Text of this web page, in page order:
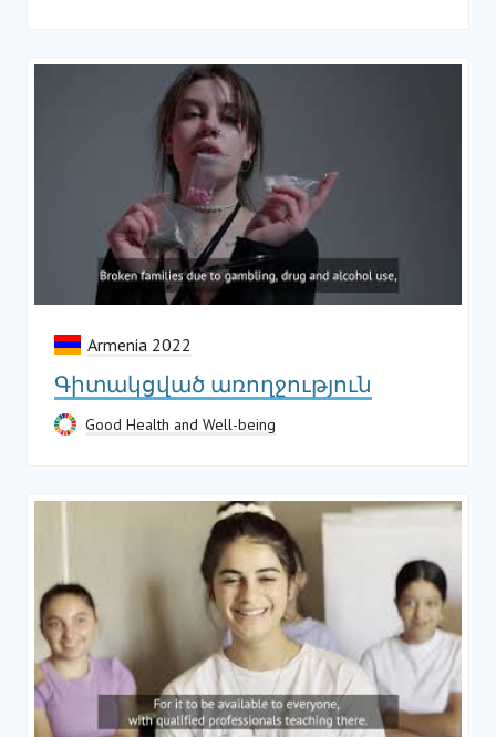
Armenia 2022
Գիտակցված առողջություն
Good Health and Well-being